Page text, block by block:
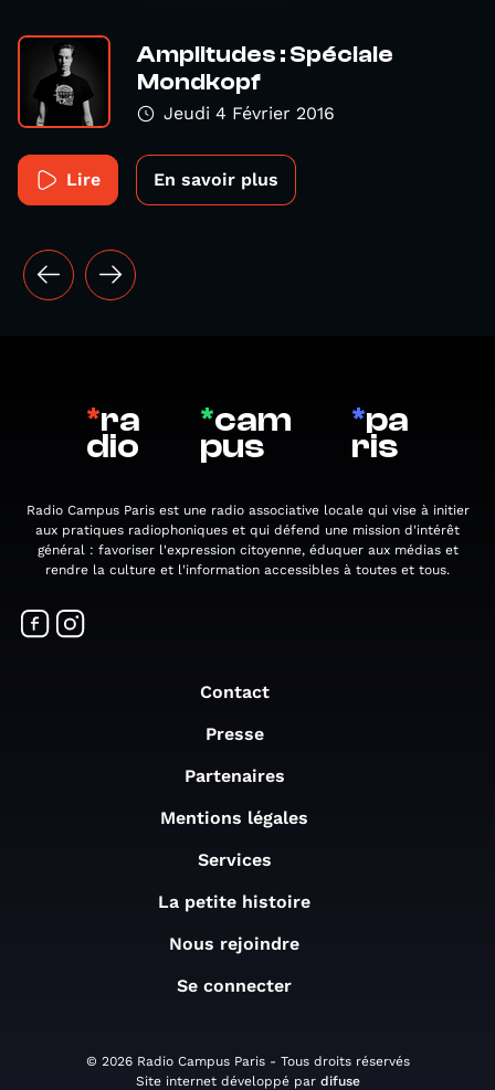
Amplitudes : Spéciale
Mondkopf
Jeudi 4 Février 2016
Lire En savoir plus
*ra
dio
*cam
pus
*pa
ris
Radio Campus Paris est une radio associative locale qui vise à initier
aux pratiques radiophoniques et qui défend une mission d'intérêt
général : favoriser l'expression citoyenne, éduquer aux médias et
rendre la culture et l'information accessibles à toutes et tous.
Contact
Presse
Partenaires
Mentions légales
Services
La petite histoire
Nous rejoindre
Se connecter
© 2026 Radio Campus Paris - Tous droits réservés
Site internet développé par difuse